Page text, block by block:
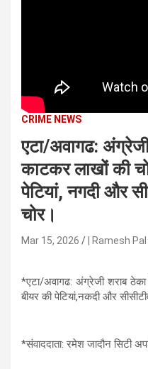
CRIME NEWS
एटा/अवागढ:
काटकर लाखों की
पेटियां, नगदी और
चोर।
Mar 15, 2026 | Ramesh
*एटा/अवागढ: अंग्रेजी शराब ठेका
बीयर की पेटियां,नकदी और
*संवाददाता: रमेश जादौन